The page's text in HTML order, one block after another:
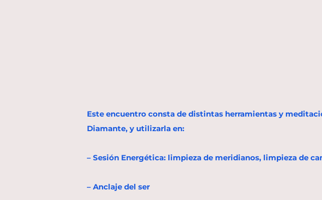
Este encuentro consta de distintas herramientas y
Diamante, y utilizarla en:
– Sesión Energética: limpieza de meridianos, limpieza de
– Anclaje del ser